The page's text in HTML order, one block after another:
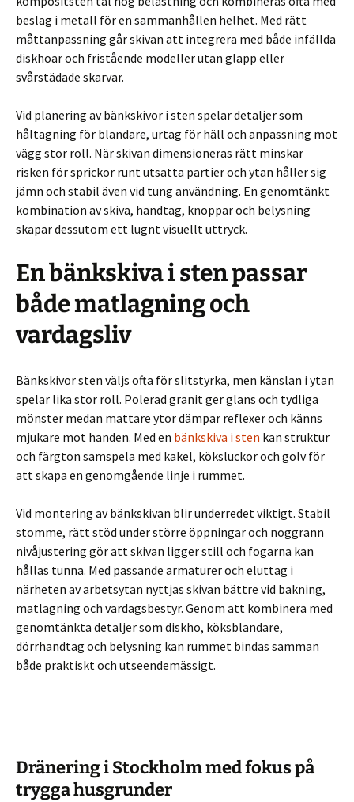
beslag i metall för en sammanhållen helhet. Med rätt
måttanpassning går skivan att integrera med både infällda
diskhoar och fristående modeller utan glapp eller
svårstädade skarvar.
Vid planering av bänkskivor i sten spelar detaljer som
håltagning för blandare, urtag för häll och anpassning mot
vägg stor roll. När skivan dimensioneras rätt minskar
risken för sprickor runt utsatta partier och ytan håller sig
jämn och stabil även vid tung användning. En genomtänkt
kombination av skiva, handtag, knoppar och belysning
skapar dessutom ett lugnt visuellt uttryck.
En bänkskiva i sten passar
både matlagning och
vardagsliv
Bänkskivor sten väljs ofta för slitstyrka, men känslan i ytan
spelar lika stor roll. Polerad granit ger glans och tydliga
mönster medan mattare ytor dämpar reflexer och känns
mjukare mot handen. Med en bänkskiva i sten kan struktur
och färgton samspela med kakel, köksluckor och golv för
att skapa en genomgående linje i rummet.
Vid montering av bänkskivan blir underredet viktigt. Stabil
stomme, rätt stöd under större öppningar och noggrann
nivåjustering gör att skivan ligger still och fogarna kan
hållas tunna. Med passande armaturer och eluttag i
närheten av arbetsytan nyttjas skivan bättre vid bakning,
matlagning och vardagsbestyr. Genom att kombinera med
genomtänkta detaljer som diskho, köksblandare,
dörrhandtag och belysning kan rummet bindas samman
både praktiskt och utseendemässigt.
Dränering i Stockholm med fokus på
trygga husgrunder